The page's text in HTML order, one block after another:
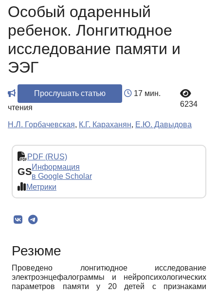
Особый одаренный
ребенок. Лонгитюдное
исследование памяти и
ЭЭГ
Прослушать статью
17 мин.
чтения
6234
Н.Л. Горбачевская, К.Г. Караханян, Е.Ю. Давыдова
PDF (RUS)
GSИнформация
в Google Scholar
Метрики
Резюме
Проведено лонгитюдное исследование
электроэнцефалограммы и нейропсихологических
параметров памяти у 20 детей с признаками